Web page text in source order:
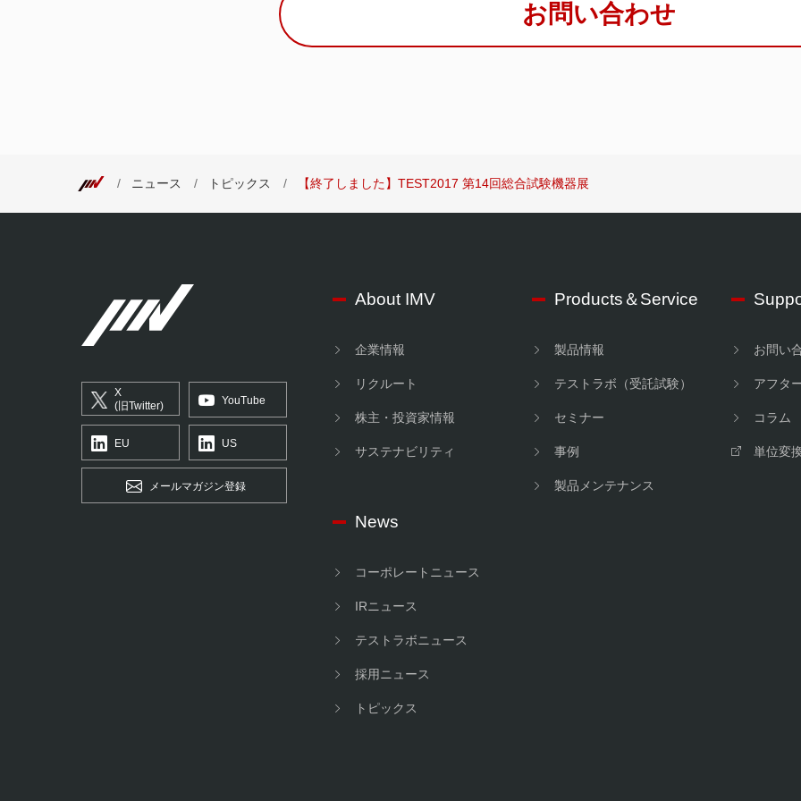
お問い合わせ
ニュース トピックス 【終了しました】TEST2017 第14回総合試験機器展
X
(旧Twitter)
YouTube
EU US
メールマガジン登録
About IMV
企業情報
リクルート
株主・投資家情報
サステナビリティ
Products＆Service
製品情報
テストラボ（受託試験）
セミナー
事例
製品メンテナンス
お問い
アフタ
コラム
単位変
News
コーポレートニュース
IRニュース
テストラボニュース
採用ニュース
トピックス